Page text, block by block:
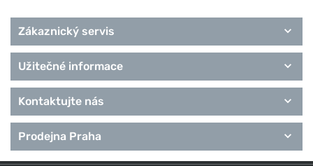
Zákaznický servis
Užitečné informace
Kontaktujte nás
Prodejna Praha